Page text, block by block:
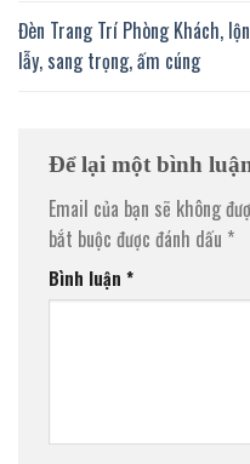
Đèn Trang Trí Phòng Khách,
lẫy, sang trọng, ấm cúng
Để lại một bình
Email của bạn sẽ không
bắt buộc được đánh dấu *
Bình luận *